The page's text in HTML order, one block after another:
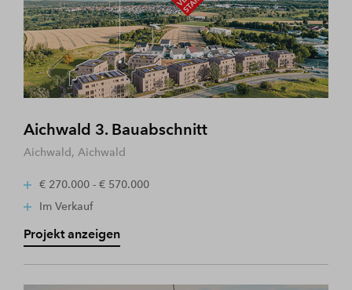
Aichwald 3. Bauabschnitt
Aichwald, Aichwald
€ 270.000 - € 570.000
Im Verkauf
Projekt anzeigen